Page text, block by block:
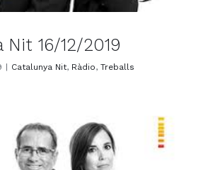
Nit 16/12/2019
Catalunya Nit, Ràdio, Treballs